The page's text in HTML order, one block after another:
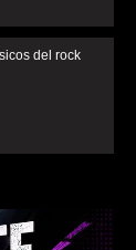
del rock